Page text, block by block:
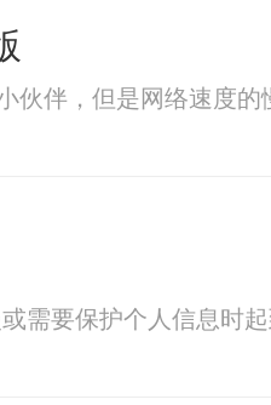
伙伴，但是网络速度
需要保护个人信息时